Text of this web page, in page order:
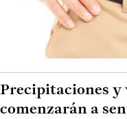
Precipitaciones y
comenzarán a